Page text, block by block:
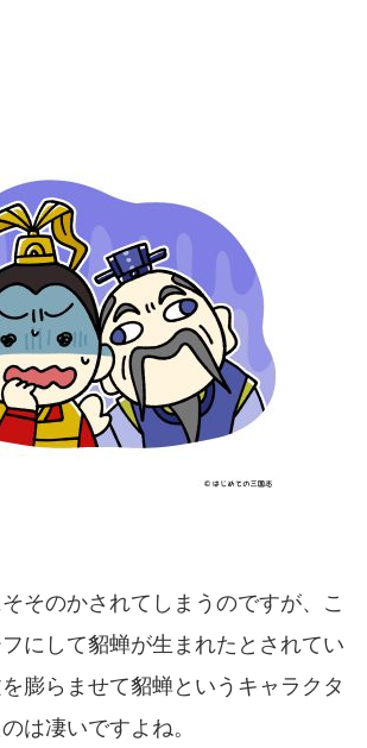
そのかされてしまうのですが、こ
にして貂蝉が生まれたとされてい
膨らませて貂蝉というキャラクタ
は凄いですよね。